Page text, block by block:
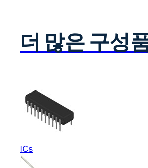
더 많은 구성
ICs